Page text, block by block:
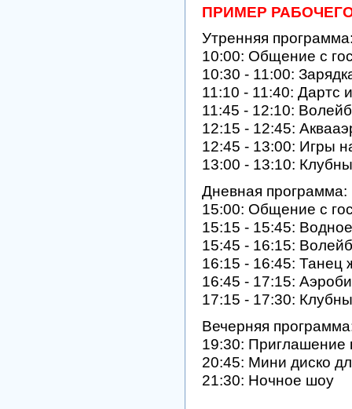
ПРИМЕР
Утренняя
10:00: Общение с
10:30 - 11:00:
11:10 - 11:40: Дартс
11:45 - 12:10:
12:15 - 12:45:
12:45 - 13:00: Игры
13:00 - 13:10:
Дневная программа:
15:00: Общение с
15:15 - 15:45:
15:45 - 16:15:
16:15 - 16:45: Танец
16:45 - 17:15:
17:15 - 17:30:
Вечерняя
19:30: Приглашение
20:45: Мини диско
21:30: Ночное шоу